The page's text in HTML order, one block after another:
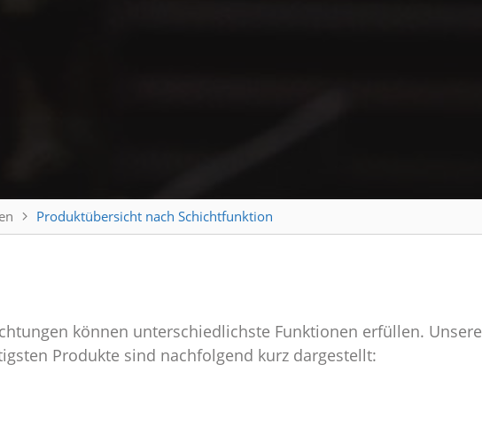
Produktübersicht nach Schichtfunktion
können unterschiedlichste Funktionen erfüllen. Unsere
Produkte sind nachfolgend kurz dargestellt: